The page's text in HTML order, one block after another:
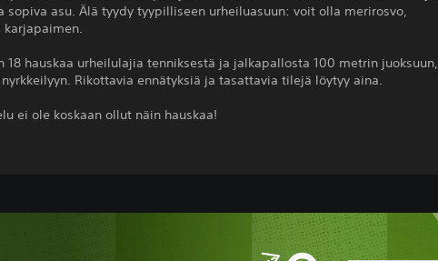
sopiva asu. Älä tyydy tyypilliseen urheiluasuun: voit olla merirosvo,
18 hauskaa urheilulajia tenniksestä ja jalkapallosta 100 metrin juoksuun,
Rikottavia ennätyksiä ja tasattavia tilejä löytyy aina.
ei ole koskaan ollut näin hauskaa!